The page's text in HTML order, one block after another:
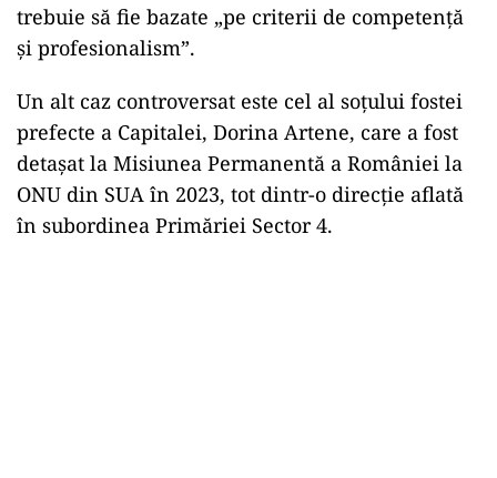
trebuie să fie bazate „pe criterii de competență
și profesionalism”.
Un alt caz controversat este cel al soțului fostei
prefecte a Capitalei, Dorina Artene, care a fost
detașat la Misiunea Permanentă a României la
ONU din SUA în 2023, tot dintr-o direcție aflată
în subordinea Primăriei Sector 4.